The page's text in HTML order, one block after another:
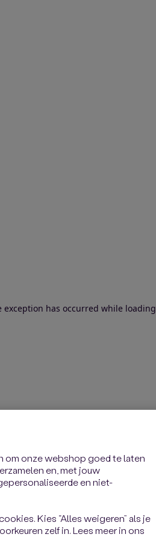
has occurred while loading
onze webshop goed te laten
en, met jouw
en niet-
Kies “Alles weigeren” als je
zelf in. Lees meer in ons